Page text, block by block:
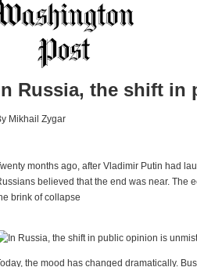
Russia, the shift in
Mikhail Zygar
months ago, after Vladimir Putin had
believed that the end was near. The
brink of collapse
the mood has changed dramatically.